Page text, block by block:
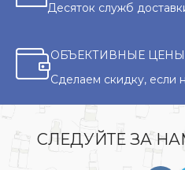
Десяток служб
ОБЪЕКТИВНЫЕ ЦЕНЫ
Сделаем скидку, если
СЛЕДУЙТЕ ЗА